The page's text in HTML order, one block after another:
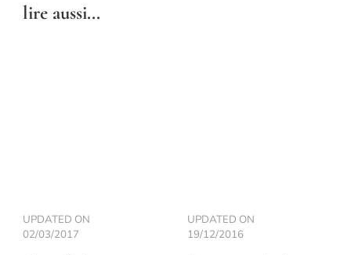
lire aussi...
UPDATED ON
02/03/2017
UPDATED ON
19/12/2016